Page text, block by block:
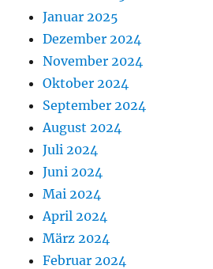
Januar 2025
Dezember 2024
November 2024
Oktober 2024
September 2024
August 2024
Juli 2024
Juni 2024
Mai 2024
April 2024
März 2024
Februar 2024